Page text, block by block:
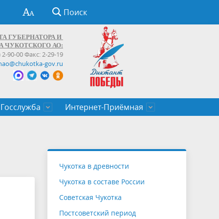
Поиск
ГУБЕРНАТОРА И
ЧУКОТСКОГО АО:
2-90-00 Факс: 2-29-19
gov.ru
Госслужба
служащих Чукотского автономного
Интернет-Приёмная
Чукотка в древности
Чукотка в составе России
Советская Чукотка
Постсоветский период